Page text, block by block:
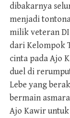
dibakarnya
menjadi
milik veteran
dari Kelompok
cinta pada Ajo
duel di
Lebe yang
bermain
Ajo Kawir